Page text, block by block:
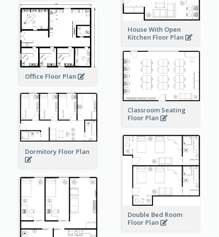
House With Open
Kitchen Floor Plan
Office Floor Plan
Classroom Seating
Floor Plan
Dormitory Floor Plan
Double Bed Room
Floor Plan